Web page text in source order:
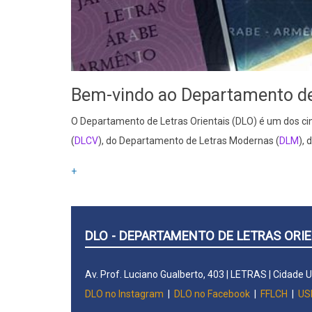
Bem-vindo ao Departamento
O Departamento de Letras Orientais (DLO) é um dos
(DLCV), do Departamento de Letras Modernas (DLM),
+
DLO - DEPARTAMENTO DE LETRAS
Av. Prof. Luciano Gualberto, 403 | LETRAS | Cidade
DLO no Instagram
DLO no Facebook FFLCH